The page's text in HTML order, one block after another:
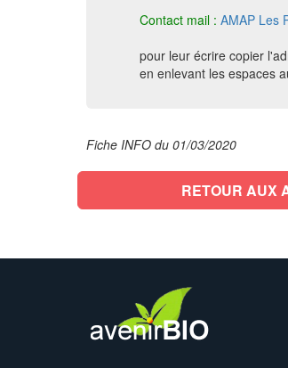
Contact mail : AMAP Les
pour leur écrire copier
en enlevant les espaces
Fiche INFO du 01/03/2020
RETOUR AUX